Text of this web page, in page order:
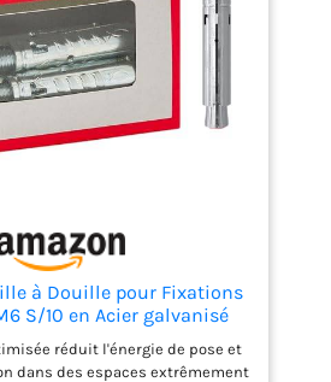
à Douille pour Fixations
S/10 en Acier galvanisé
avec vis/Boite de 8
réduit l'énergie de pose et
dans des espaces extrêmement